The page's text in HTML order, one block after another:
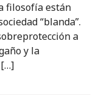
filosofía están
“blanda”.
a
y la
[…]